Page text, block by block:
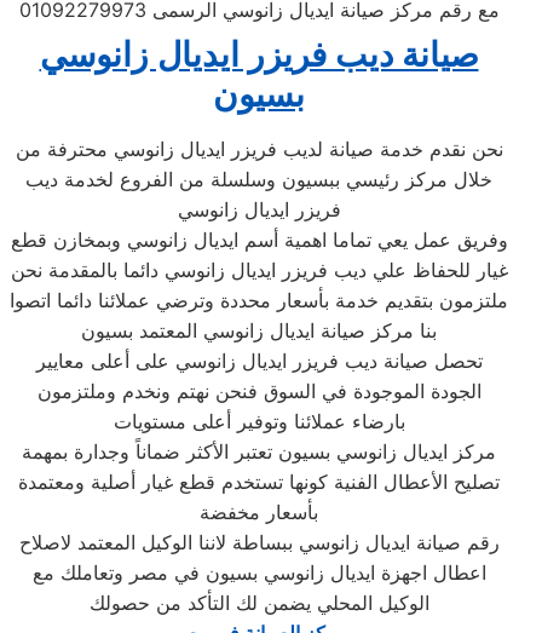
مع رقم مركز صيانة ايديال زانوسي الرسمى 01092279973
صيانة ديب فريزر ايديال زانوسي
بسيون
نحن نقدم خدمة صيانة لديب فريزر ايديال زانوسي محترفة من
خلال مركز رئيسي ببسيون وسلسلة من الفروع لخدمة ديب
فريزر ايديال زانوسي
وفريق عمل يعي تماما اهمية أسم ايديال زانوسي وبمخازن قطع
غيار للحفاظ علي ديب فريزر ايديال زانوسي دائما بالمقدمة نحن
ملتزمون بتقديم خدمة بأسعار محددة وترضي عملائنا دائما اتصوا
بنا مركز صيانة ايديال زانوسي المعتمد بسيون
تحصل صيانة ديب فريزر ايديال زانوسي على أعلى معايير
الجودة الموجودة في السوق فنحن نهتم ونخدم وملتزمون
بارضاء عملائنا وتوفير أعلى مستويات
مركز ايديال زانوسي بسيون تعتبر الأكثر ضماناً وجدارة بمهمة
تصليح الأعطال الفنية كونها تستخدم قطع غيار أصلية ومعتمدة
بأسعار مخفضة
رقم صيانة ايديال زانوسي ببساطة لاننا الوكيل المعتمد لاصلاح
اعطال اجهزة ايديال زانوسي بسيون في مصر وتعاملك مع
الوكيل المحلي يضمن لك التأكد من حصولك